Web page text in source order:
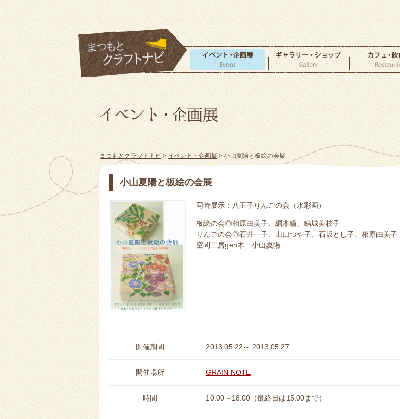
まつもとクラフトナビ > イベント・企画展> 小山夏陽と板絵の会展
小山夏陽と板絵の会展
同時展示：八王子りんごの会（水彩画）
板絵の会◎相原由美子、綱木瞳、結城美枝子
りんごの会◎石井一子、山口つや子、石坂とし子、相原由美子
空間工房gen木 小山夏陽
開催期間 2013.05.22～ 2013.05.27
開催場所 GRAIN NOTE
時間 10:00～18:00（最終日は15:00まで）